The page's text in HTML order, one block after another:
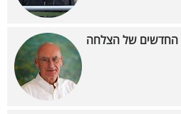
החדשים של הצלחה